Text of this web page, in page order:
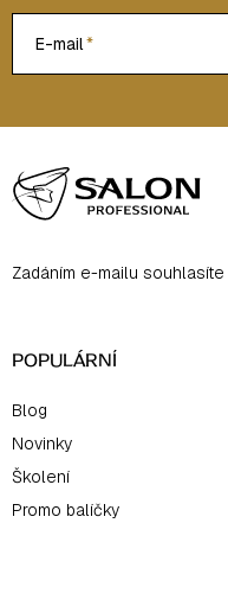
E-mail
á
aZadáním e-mailu
POPULÁRNÍ
Blog
Novinky
Školení
Promo balíčky